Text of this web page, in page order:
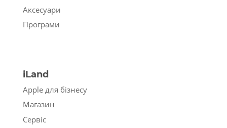
Аксесуари
Програми
iLand
Apple для бізнесу
Магазин
Сервіс